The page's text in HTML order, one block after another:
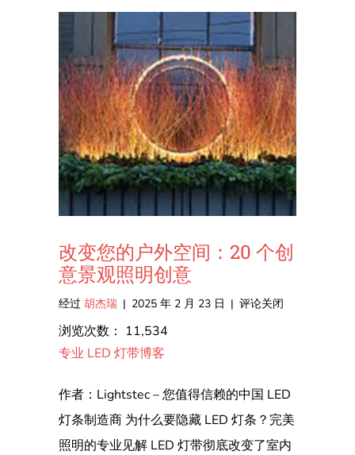
改变您的户外空间：20 个创
意景观照明创意
经过 胡杰瑞 | 2025 年 2 月 23 日 | 评论关闭
的
户
外
浏览次数： 11,534
专业 LED 灯带博客
作者：Lightstec – 您值得信赖的中国 LED
灯条制造商 为什么要隐藏 LED 灯条？完美
照明的专业见解 LED 灯带彻底改变了室内